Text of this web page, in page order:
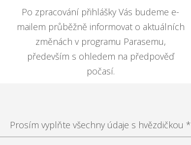
Po zpracování přihlášky Vás budeme e-
mailem průběžně informovat o aktuálních
změnách v programu Parasemu,
především s ohledem na předpověď
počasí.
Prosím vyplňte všechny údaje s hvězdičkou *